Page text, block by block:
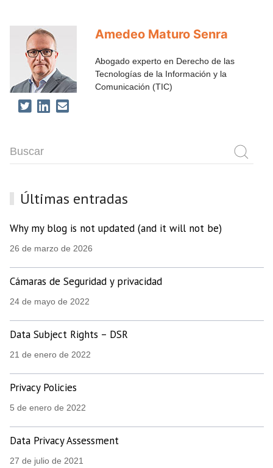
Amedeo Maturo Senra
Abogado experto en Derecho de las
Tecnologías de la Información y la
Comunicación (TIC)
Últimas entradas
Why my blog is not updated (and it will not be)
26 de marzo de 2026
Cámaras de Seguridad y privacidad
24 de mayo de 2022
Data Subject Rights – DSR
21 de enero de 2022
Privacy Policies
5 de enero de 2022
Data Privacy Assessment
27 de julio de 2021